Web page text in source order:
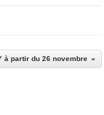
à partir du 26 novembre